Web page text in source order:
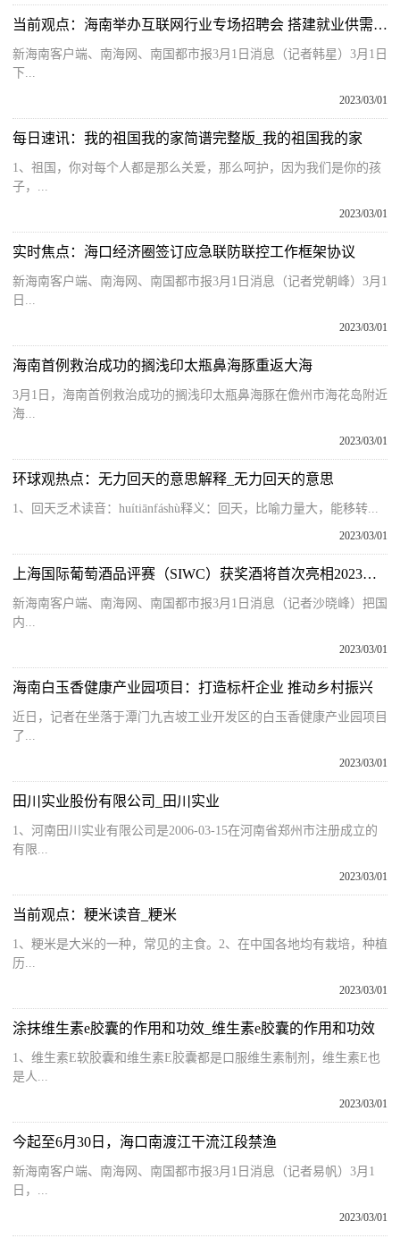
当前观点：海南举办互联网行业专场招聘会 搭建就业供需双向选择“桥梁”
新海南客户端、南海网、南国都市报3月1日消息（记者韩星）3月1日
下...
2023/03/01
每日速讯：我的祖国我的家简谱完整版_我的祖国我的家
1、祖国，你对每个人都是那么关爱，那么呵护，因为我们是你的孩
子，...
2023/03/01
实时焦点：海口经济圈签订应急联防联控工作框架协议
新海南客户端、南海网、南国都市报3月1日消息（记者党朝峰）3月1
日...
2023/03/01
海南首例救治成功的搁浅印太瓶鼻海豚重返大海
3月1日，海南首例救治成功的搁浅印太瓶鼻海豚在儋州市海花岛附近
海...
2023/03/01
环球观热点：无力回天的意思解释_无力回天的意思
1、回天乏术读音：huítiānfáshù释义：回天，比喻力量大，能移转...
2023/03/01
上海国际葡萄酒品评赛（SIWC）获奖酒将首次亮相2023三亚国际酒类展
新海南客户端、南海网、南国都市报3月1日消息（记者沙晓峰）把国
内...
2023/03/01
海南白玉香健康产业园项目：打造标杆企业 推动乡村振兴
近日，记者在坐落于潭门九吉坡工业开发区的白玉香健康产业园项目
了...
2023/03/01
田川实业股份有限公司_田川实业
1、河南田川实业有限公司是2006-03-15在河南省郑州市注册成立的
有限...
2023/03/01
当前观点：粳米读音_粳米
1、粳米是大米的一种，常见的主食。2、在中国各地均有栽培，种植
历...
2023/03/01
涂抹维生素e胶囊的作用和功效_维生素e胶囊的作用和功效
1、维生素E软胶囊和维生素E胶囊都是口服维生素制剂，维生素E也
是人...
2023/03/01
今起至6月30日，海口南渡江干流江段禁渔
新海南客户端、南海网、南国都市报3月1日消息（记者易帆）3月1
日，...
2023/03/01